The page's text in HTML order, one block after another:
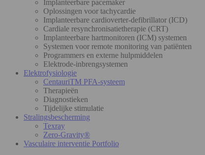
Implanteerbare pacemaker
Oplossingen voor tachycardie
Implanteerbare cardioverter-defibrillator (ICD)
Cardiale resynchronisatietherapie (CRT)
Implanteerbare hartmonitoren (ICM) systemen
Systemen voor remote monitoring van patiënten
Programmers en externe hulpmiddelen
Elektrode-inbrengsystemen
Elektrofysiologie
CentauriTM PFA-systeem
Therapieën
Diagnostieken
Tijdelijke stimulatie
Stralingsbescherming
Texray
Zero-Gravity®
Vasculaire interventie Portfolio